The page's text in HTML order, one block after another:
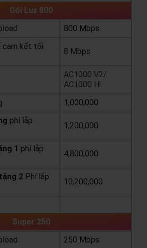
Gói Lux 800
800 Mbps
cam kết tối
8 Mbps
AC1000 V2/
AC1000 Hi
1,000,000
phí lắp
1,200,000
1 phí lắp
4,800,000
2 Phí lắp
10,200,000
Super 250
250 Mbps